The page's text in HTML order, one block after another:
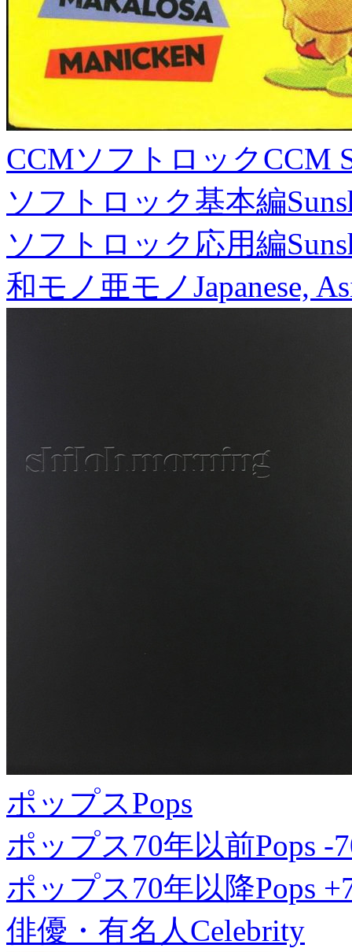
CCMソフトロックCCM
ソフトロック基本編
ソフトロック応用編
和モノ亜モノJapanese,
ポップスPops
ポップス70年以前Pops -
ポップス70年以降Pops
俳優・有名人Celebrity